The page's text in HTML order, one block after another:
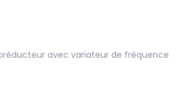
avec variateur de fréquence